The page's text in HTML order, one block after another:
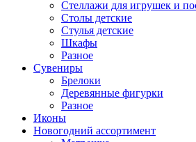
Стеллажи для игрушек и
Столы детские
Стулья детские
Шкафы
Разное
Сувениры
Брелоки
Деревянные фигурки
Разное
Иконы
Новогодний ассортимент